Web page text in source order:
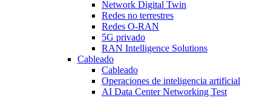
Network Digital Twin
Redes no terrestres
Redes O-RAN
5G privado
RAN Intelligence Solutions
Cableado
Cableado
Operaciones de inteligencia artificial
AI Data Center Networking Test